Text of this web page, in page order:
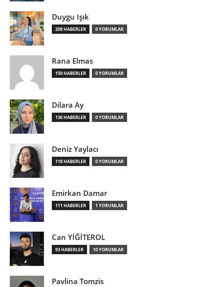
Duygu Işık
208 HABERLER 0 YORUMLAR
Rana Elmas
150 HABERLER 0 YORUMLAR
Dilara Ay
136 HABERLER 0 YORUMLAR
Deniz Yaylacı
118 HABERLER 0 YORUMLAR
Emirkan Damar
111 HABERLER 1 YORUMLAR
Can YİĞİTEROL
93 HABERLER 10 YORUMLAR
Pavlina Tomzis